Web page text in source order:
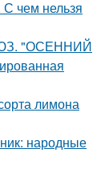
чем нельзя
"ОСЕННИЙ
лимона
народные